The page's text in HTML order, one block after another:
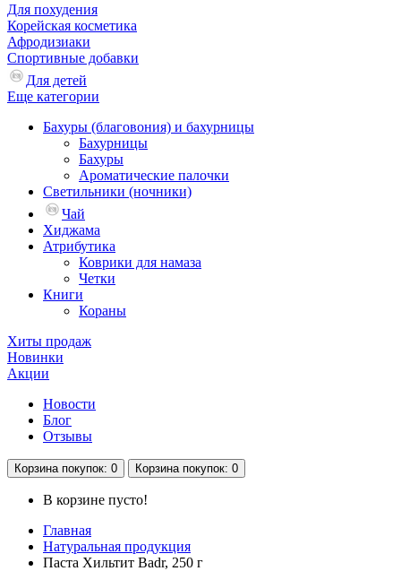
Для похудения
Корейская косметика
Афродизиаки
Спортивные добавки
Для детей
Еще категории
Бахуры (благовония) и бахурницы
Бахурницы
Бахуры
Ароматические палочки
Светильники (ночники)
Чай
Хиджама
Атрибутика
Коврики для намаза
Четки
Книги
Кораны
Хиты продаж
Новинки
Акции
Новости
Блог
Отзывы
Корзина покупок: 0 Корзина покупок: 0
В корзине пусто!
Главная
Натуральная продукция
Паста Хильтит Badr, 250 г